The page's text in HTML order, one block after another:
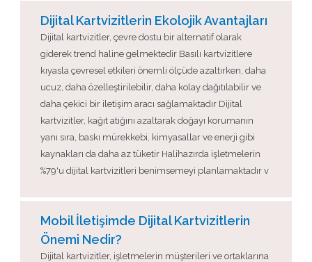
Dijital Kartvizitlerin Ekolojik Avantajları
Dijital kartvizitler, çevre dostu bir alternatif olarak
giderek trend haline gelmektedir Basılı kartvizitlere
kıyasla çevresel etkileri önemli ölçüde azaltırken, daha
ucuz, daha özelleştirilebilir, daha kolay dağıtılabilir ve
daha çekici bir iletişim aracı sağlamaktadır Dijital
kartvizitler, kağıt atığını azaltarak doğayı korumanın
yanı sıra, baskı mürekkebi, kimyasallar ve enerji gibi
kaynakları da daha az tüketir Halihazırda işletmelerin
%79'u dijital kartvizitleri benimsemeyi planlamaktadır v
Mobil İletişimde Dijital Kartvizitlerin
Önemi Nedir?
Dijital kartvizitler, işletmelerin müşterileri ve ortaklarına